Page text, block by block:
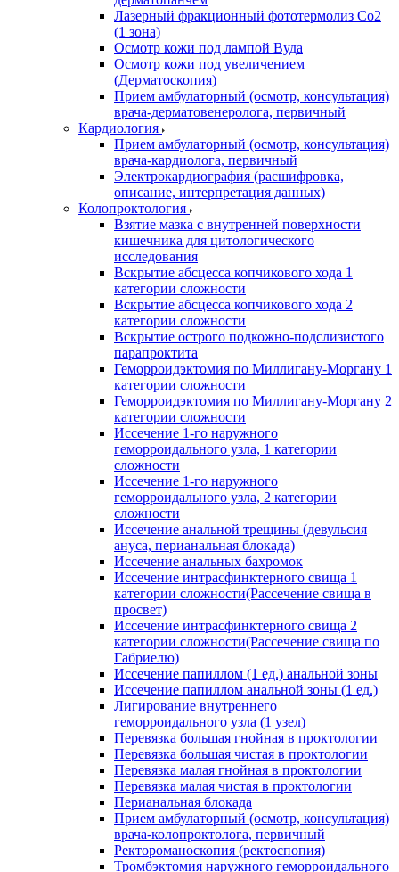
Лазерный фракционный фототермолиз Со2
(1 зона)
Осмотр кожи под лампой Вуда
Осмотр кожи под увеличением
(Дерматоскопия)
Прием амбулаторный (осмотр, консультация)
врача-дерматовенеролога, первичный
Кардиология
Прием амбулаторный (осмотр, консультация)
врача-кардиолога, первичный
Электрокардиография (расшифровка,
описание, интерпретация данных)
Колопроктология
Взятие мазка с внутренней поверхности
кишечника для цитологического
исследования
Вскрытие абсцесса копчикового хода 1
категории сложности
Вскрытие абсцесса копчикового хода 2
категории сложности
Вскрытие острого подкожно-подслизистого
парапроктита
Геморроидэктомия по Миллигану-Моргану 1
категории сложности
Геморроидэктомия по Миллигану-Моргану 2
категории сложности
Иссечение 1-го наружного
геморроидального узла, 1 категории
сложности
Иссечение 1-го наружного
геморроидального узла, 2 категории
сложности
Иссечение анальной трещины (девульсия
ануса, перианальная блокада)
Иссечение анальных бахромок
Иссечение интрасфинктерного свища 1
категории сложности(Рассечение свища в
просвет)
Иссечение интрасфинктерного свища 2
категории сложности(Рассечение свища по
Габриелю)
Иссечение папиллом (1 ед.) анальной зоны
Иссечение папиллом анальной зоны (1 ед.)
Лигирование внутреннего
геморроидального узла (1 узел)
Перевязка большая гнойная в проктологии
Перевязка большая чистая в проктологии
Перевязка малая гнойная в проктологии
Перевязка малая чистая в проктологии
Перианальная блокада
Прием амбулаторный (осмотр, консультация)
врача-колопроктолога, первичный
Ректороманоскопия (ректоспопия)
Тромбэктомия наружного геморроидального